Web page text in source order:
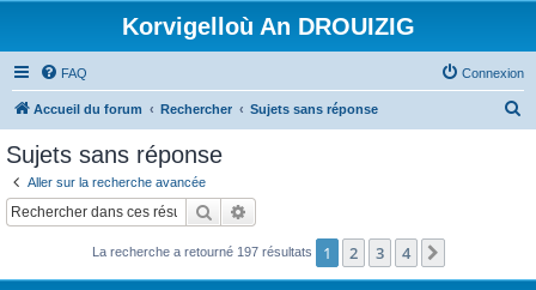
Korvigelloù An DROUIZIG
FAQ Connexion
Accueil du forum Rechercher Sujets sans réponse
c
Sujets sans réponse
Aller sur la recherche avancée
Rechercher
La recherche a retourné 197 résultats 1 2 3 4